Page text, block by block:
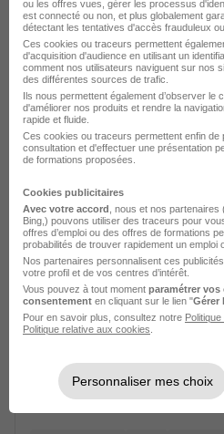
Commercial France H/
Adsearch
Voir l’offre
Gestionnaire Crédit
Adsearch
ou les offres vues, gérer les processus
est connecté ou non, et plus globalement
détectant les tentatives d'accès frauduleux
Ces cookies ou traceurs permettent
d'acquisition d'audience en utilisant un
comment nos utilisateurs naviguent sur nos
des différentes sources de trafic.
Ils nous permettent également d’observer le
d'améliorer nos produits et rendre la
rapide et fluide.
Ces cookies ou traceurs permettent enfin de
consultation et d'effectuer une présentation
de formations proposées.
Cookies publicitaires
Avec votre accord , nous et nos partenaires
Bing,) pouvons utiliser des traceurs pour
offres d’emploi ou des offres de formations
probabilités de trouver rapidement un emploi
Nos partenaires personnalisent ces
votre profil et de vos centres d’intérêt.
Vous pouvez à tout moment paramétrer vos
consentement en cliquant sur le lien "Gérer
Pour en savoir plus, consultez notre
Politique relative aux cookies
Personnaliser mes choix